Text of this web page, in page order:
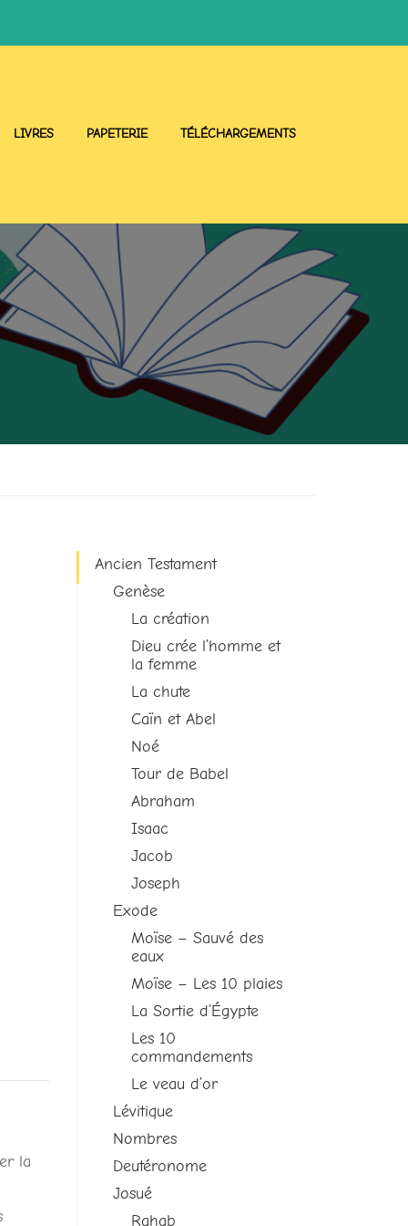
LIVRES PAPETERIE TÉLÉCHARGEMENTS
la
Ancien Testament
Genèse
La création
Dieu crée l’homme et
la femme
La chute
Caïn et Abel
Noé
Tour de Babel
Abraham
Isaac
Jacob
Joseph
Exode
Moïse – Sauvé des
eaux
Moïse – Les 10 plaies
La Sortie d’Égypte
Les 10
commandements
Le veau d’or
Lévitique
Nombres
Deutéronome
Josué
Rahab